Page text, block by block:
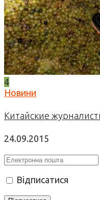
4
Новини
Китайские
24.09.2015
Відписатися